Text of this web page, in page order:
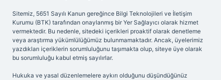
Sitemiz, 5651 Sayılı Kanun gereğince Bilgi Teknolojileri ve İletişim
Kurumu (BTK) tarafından onaylanmış bir Yer Sağlayıcı olarak hizmet
vermektedir. Bu nedenle, sitedeki içerikleri proaktif olarak denetleme
veya araştırma yükümlülüğümüz bulunmamaktadır. Ancak, üyelerimiz
yazdıkları içeriklerin sorumluluğunu taşımakta olup, siteye üye olarak
bu sorumluluğu kabul etmiş sayılırlar.
Hukuka ve yasal düzenlemelere aykırı olduğunu düşündüğünüz